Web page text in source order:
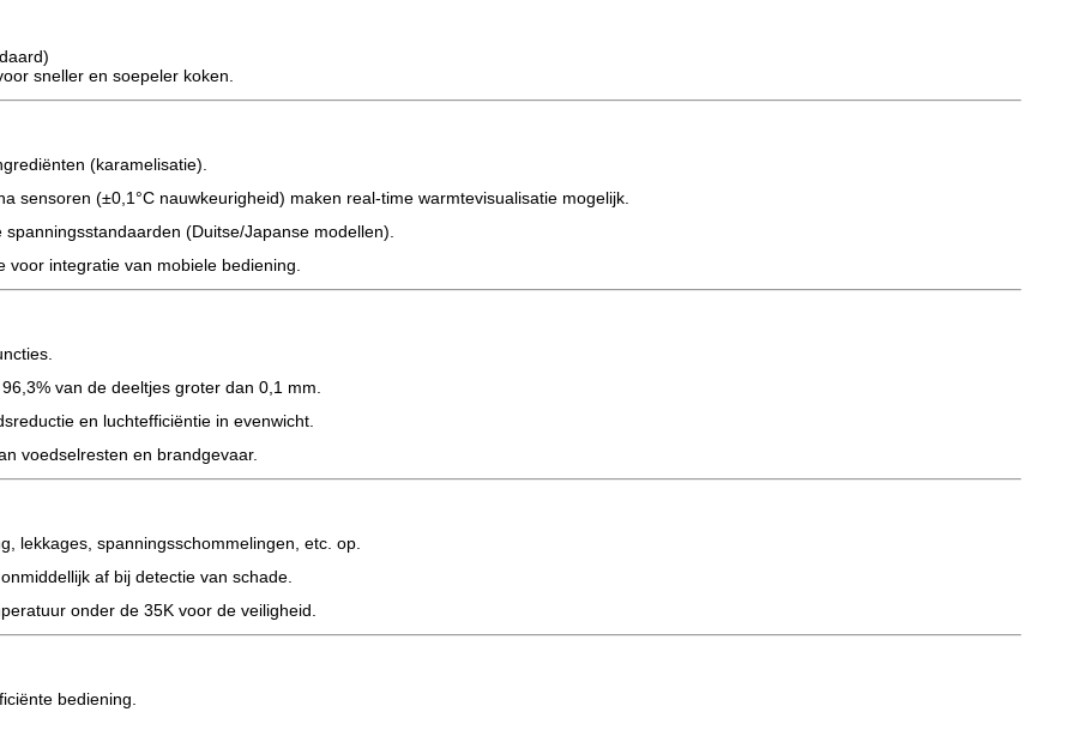
sneller en soepeler koken.
(karamelisatie).
sensoren (±0,1°C nauwkeurigheid) maken real-time warmtevisualisatie mogelijk.
(Duitse/Japanse modellen).
voor integratie van mobiele bediening.
van de deeltjes groter dan 0,1 mm.
en luchtefficiëntie in evenwicht.
voedselresten en brandgevaar.
lekkages, spanningsschommelingen, etc. op.
af bij detectie van schade.
onder de 35K voor de veiligheid.
bediening.